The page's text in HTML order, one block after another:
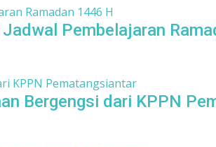
Pembelajaran
Bergengsi dari KPPN